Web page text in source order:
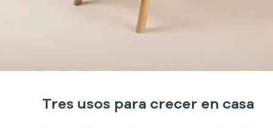
Tres usos para crecer en casa